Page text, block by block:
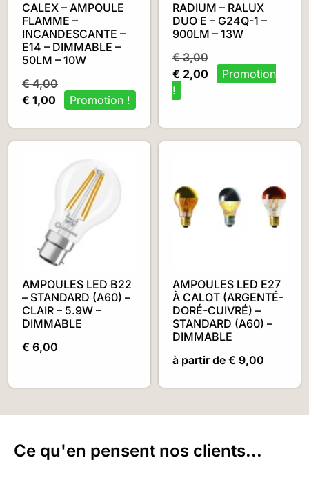
CALEX – AMPOULE
FLAMME –
INCANDESCANTE –
E14 – DIMMABLE –
50LM – 10W
€4,00
€ 1,00
RADIUM – RALUX
DUO E – G24Q-1 –
900LM – 13W
€3,00
€ 2,00
AMPOULES LED B22
– STANDARD (A60) –
CLAIR – 5.9W –
DIMMABLE
€ 6,00
AMPOULES LED E27
À CALOT (ARGENTÉ-
DORÉ-CUIVRÉ) –
STANDARD (A60) –
DIMMABLE
à partir de € 9,00
Ce qu'en pensent nos clients...